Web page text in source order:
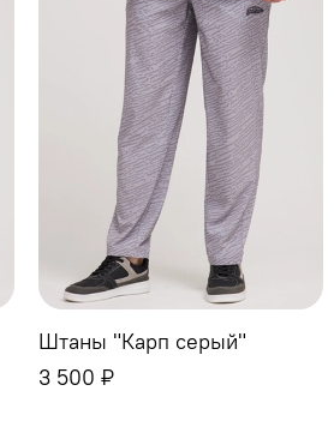
Штаны "Карп серый"
3 500 ₽